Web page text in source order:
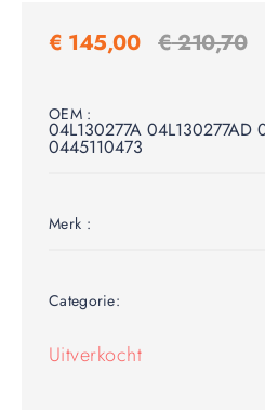
€ 145,00 €210,70
OEM :
04L130277A 04L130277AD
0445110473
Merk :
Categorie:
Uitverkocht